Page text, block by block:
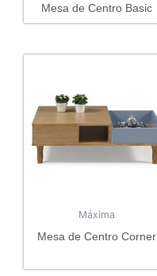
Mesa de Centro Basic
Máxima
Mesa de Centro Corner